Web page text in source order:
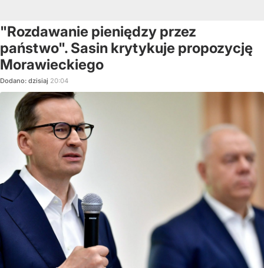
"Rozdawanie pieniędzy przez
państwo". Sasin krytykuje propozycję
Morawieckiego
Dodano: dzisiaj 20:04